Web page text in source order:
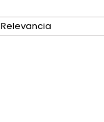
Relevancia